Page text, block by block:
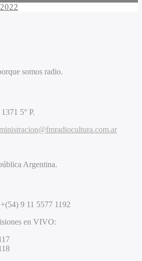
somos radio.
5° P.
Argentina.
+(54) 9 11 5577 1192
en VIVO: